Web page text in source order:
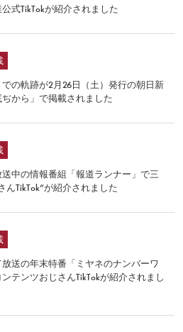
式TikTokが紹介されました
の軌跡が2月26日（土）発行の朝日新
から」で掲載されました
中の情報番組「報道ランナー」で三
TikTok”が紹介されました
放送の年末特番「ミヤネのナンバーワ
テンツおじさんTikTokが紹介されまし